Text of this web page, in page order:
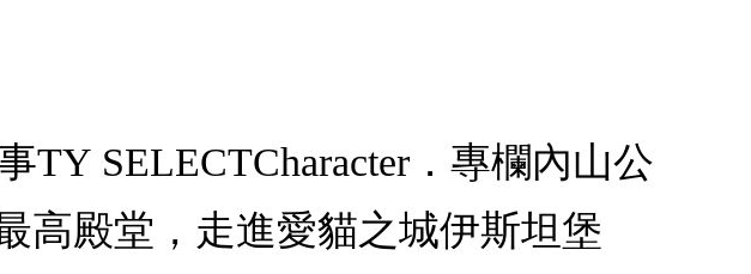
TY SELECTCharacter．專欄內山公
高殿堂，走進愛貓之城伊斯坦堡